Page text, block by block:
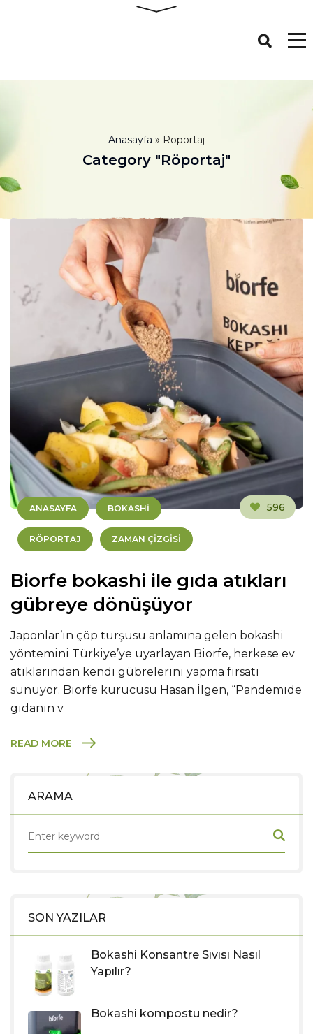
Anasayfa » Röportaj
Category "Röportaj"
ARAMA
SON YAZILAR
Bokashi Konsantre Sıvısı Nasıl
Yapılır?
Bokashi kompostu nedir?
ANASAYFA BOKASHI
RÖPORTAJ ZAMAN ÇIZGISI
596
Biorfe bokashi ile gıda atıkları
gübreye dönüşüyor
Japonlar’ın çöp turşusu anlamına gelen bokashi
yöntemini Türkiye’ye uyarlayan Biorfe, herkese ev
atıklarından kendi gübrelerini yapma fırsatı
sunuyor. Biorfe kurucusu Hasan İlgen, “Pandemide
gıdanın v
READ MORE